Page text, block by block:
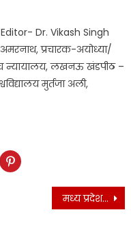
Dr. Vikash Singh
प्रचारक-अयोध्या/
न्यायालय, लखनऊ खंडपीठ –
मुर्तजा अली,
Click
to
मध्य प्रदेश-मृतकों व घायलों हेतु सपा प्रदेश सचिव ने की मुआवजे की मांग